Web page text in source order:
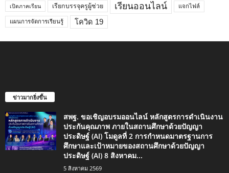
เปิดภาคเรียน เรียกบรรจุครูผู้ช่วย เรียนออนไลน์ แจกไฟล์
แผนการจัดการเรียนรู้ โควิด 19
ข่าวมากยิ่งขึ้น
สพฐ. ขอเชิญอบรมออนไลน์ หลักสูตรการดำเนินงาน
ประกันคุณภาพ ภายในสถานศึกษาด้วยปัญญา
ประดิษฐ์ (AI) โมดูลที่ 2 การกำหนดมาตรฐานการ
ศึกษาและเป้าหมายของสถานศึกษาด้วยปัญญา
ประดิษฐ์ (AI) 8 สิงหาคม...
5 สิงหาคม 2569